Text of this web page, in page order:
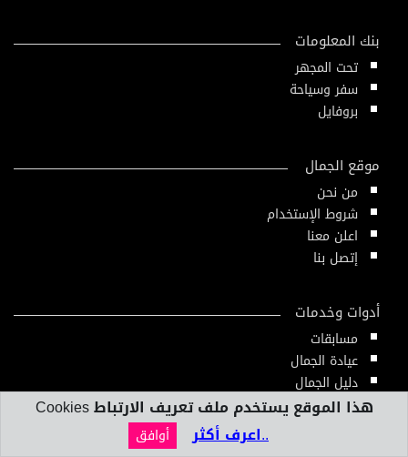
بنك المعلومات
تحت المجهر
سفر وسياحة
بروفايل
موقع الجمال
من نحن
شروط الإستخدام
اعلن معنا
إتصل بنا
أدوات وخدمات
مسابقات
عيادة الجمال
دليل الجمال
أدوات ومقاييس
هذا الموقع يستخدم ملف تعريف الارتباط Cookies
..اعرف أكثر
أوافق